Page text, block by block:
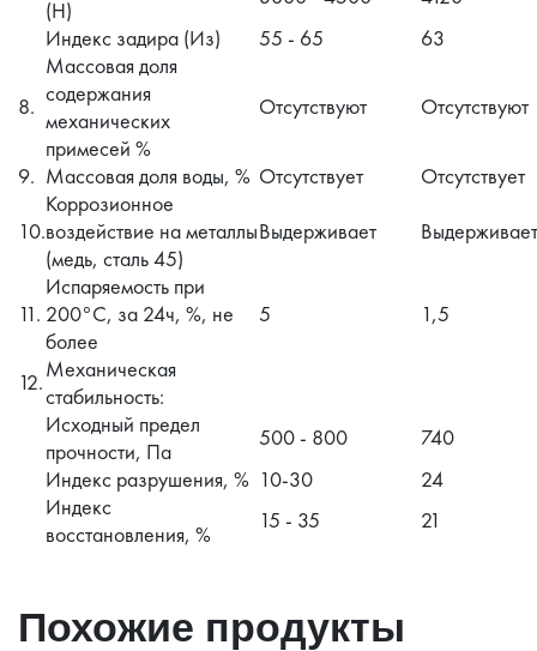
(Н)
Индекс задира (Из)
55 - 65 63
8.
Массовая доля
содержания
механических
примесей %
Отсутствуют Отсутствуют
9. Массовая доля воды, % Отсутствует
Отсутствует
10.
Коррозионное
воздействие на металлы
(медь, сталь 45)
Выдерживает Выдерживает
11.
Испаряемость при
200°C, за 24ч, %, не
более
5 1,5
12.Механическая
стабильность:
Исходный предел
прочности, Па
500 - 800
740
Индекс разрушения, % 10-30
24
Индекс
восстановления, %
15 - 35 21
Похожие продукты